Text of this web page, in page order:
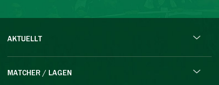
AKTUELLT
MATCHER / LAGEN